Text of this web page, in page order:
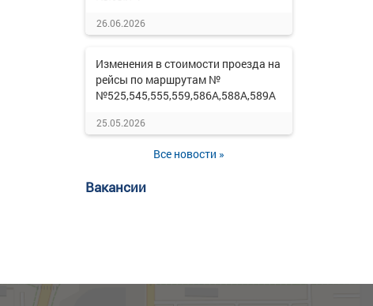
26.06.2026
Изменения в стоимости проезда на
рейсы по маршрутам №
№525,545,555,559,586А,588А,589А
25.05.2026
Все новости »
Вакансии